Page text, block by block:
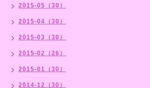
2015-05（30）
2015-04（30）
2015-03（30）
2015-02（26）
2015-01（30）
2014-12（30）